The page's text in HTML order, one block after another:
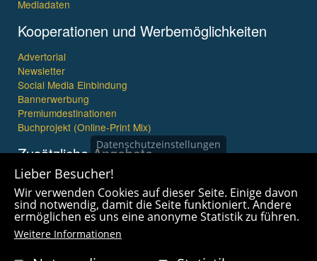
Mediadaten
Kooperationen und Werbemöglichkeiten
Advertorial
Newsletter
Social Media Einbindung
Bannerwerbung
Premiumdestinationen
Buchprojekt (Online-Print Mix)
Zusätzliche Angebote
Imagefilme und mehr
360° x 360° Fotografie
Datenschutzeinstellungen
Lieber Besucher!
Wir verwenden Cookies auf dieser Seite. Einige davon
sind notwendig, damit die Seite funktioniert. Andere
ermöglichen es uns eine anonyme Statistik zu führen.
Weitere Informationen